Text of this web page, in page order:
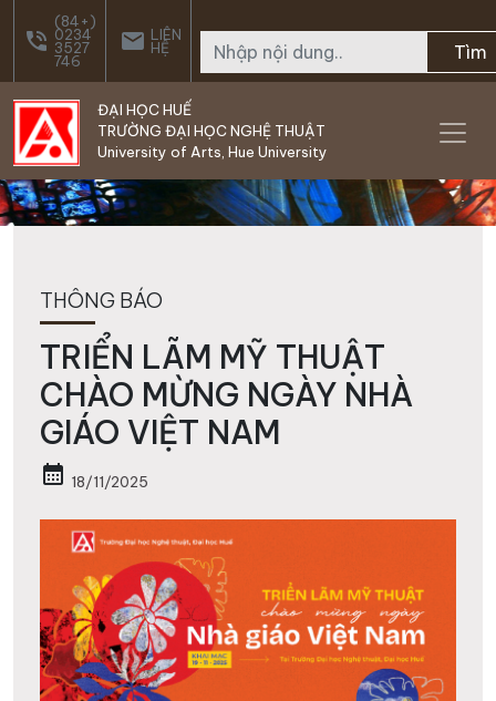
Skip to main content
phone_in_talk
(84+)
0234
3527
746
email LIÊN
HỆ Tìm
ĐẠI HỌC HUẾ
TRƯỜNG ĐẠI HỌC NGHỆ THUẬT
University of Arts, Hue University
THÔNG BÁO
TRIỂN LÃM MỸ THUẬT
CHÀO MỪNG NGÀY NHÀ
GIÁO VIỆT NAM
calendar_month 18/11/2025